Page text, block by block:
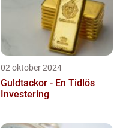
02 oktober 2024
Guldtackor - En Tidlös
Investering